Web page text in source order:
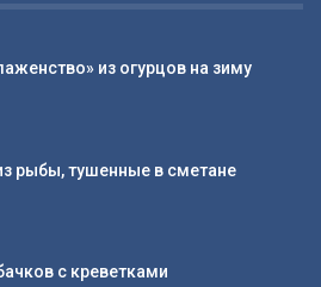
из огурцов на зиму
рыбы, тушенные в сметане
с креветками